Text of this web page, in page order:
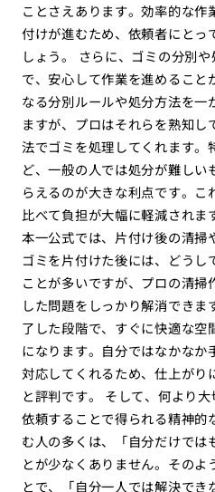
ことさえあります。効率的な
付けが進むため、依頼者にとっ
しょう。 さらに、ゴミの分別
で、安心して作業を進めるこ
なる分別ルールや処分方法を一
ますが、プロはそれらを熟知
法でゴミを処理してくれます。
ど、一般の人では処分が難し
らえるのが大きな利点です。
比べて負担が大幅に軽減されま
本一公式では、片付け後の清掃
ゴミを片付けた後には、どう
ことが多いですが、プロの清掃
した問題をしっかり解消でき
了した段階で、すぐに快適な
になります。自分ではなかなか
対応してくれるため、仕上がり
と評判です。 そして、何より
依頼することで得られる精神的
む人の多くは、「自分だけでは
とが少なくありません。その
とで、「自分一人では解決で